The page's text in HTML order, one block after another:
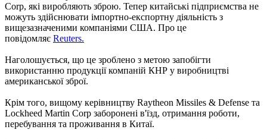
Corp, які виробляють зброю. Тепер китайські підприємства не
можуть здійснювати імпортно-експортну діяльність з
вищезазначеними компаніями США. Про це
повідомляє Reuters.
Наголошується, що це зроблено з метою запобігти
використанню продукції компаній КНР у виробництві
американської зброї.
Крім того, вищому керівництву Raytheon Missiles & Defense та
Lockheed Martin Corp заборонені в'їзд, отримання роботи,
перебування та проживання в Китаї.